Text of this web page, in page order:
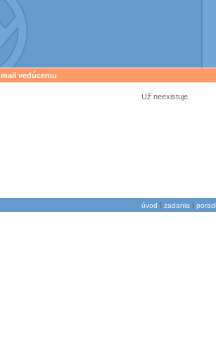
mail vedúcemu
Už neexistuje.
úvod | zadania |